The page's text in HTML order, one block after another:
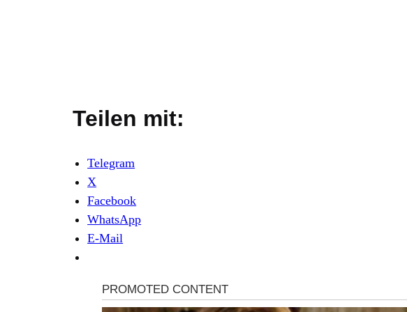
Teilen mit:
Telegram
X
Facebook
WhatsApp
E-Mail